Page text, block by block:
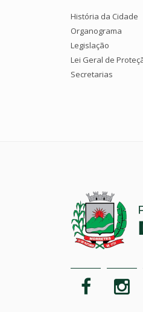
História da Cidade
Organograma
Legislação
Lei Geral de
Secretarias